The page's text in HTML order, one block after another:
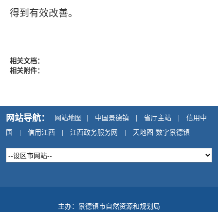
得到有效改善。
相关文档：
相关附件：
网站导航： 网站地图 | 中国景德镇 | 省厅主站 |
信用中
国
| 信用江西 | 江西政务服务网 | 天地图-数字景德镇
主办：景德镇市自然资源和规划局